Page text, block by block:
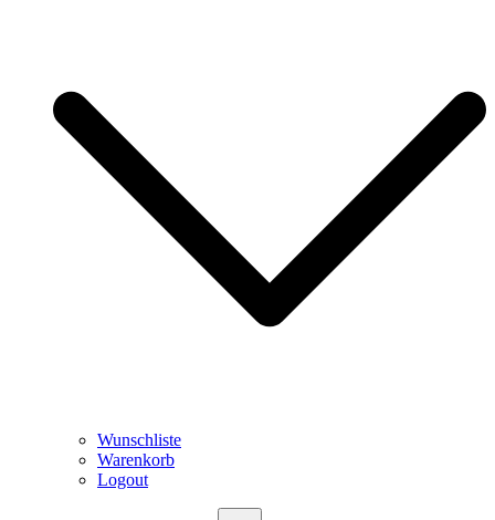
Wunschliste
Warenkorb
Logout